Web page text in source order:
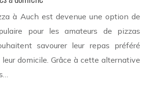
à Auch est devenue une option de
pour les amateurs de pizzas
savourer leur repas préféré
domicile. Grâce à cette alternative